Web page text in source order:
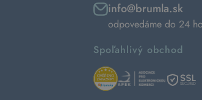
info@brumla.sk
odpovedáme do 24
Spoľahlivý obchod